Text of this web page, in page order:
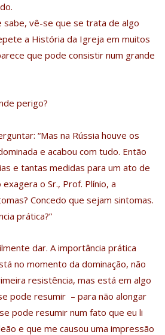
sabe, vê-se que se trata de algo
a História da Igreja em muitos
que pode consistir num grande
perigo?
“Mas na Rússia houve os
e acabou com tudo. Então
e tantas medidas para um ato de
o Sr., Prof. Plínio, a
Concedo que sejam sintomas.
prática?”
dar. A importância prática
no momento da dominação, não
resistência, mas está em algo
pode resumir – para não alongar
pode resumir num fato que eu li
e que me causou uma impressão